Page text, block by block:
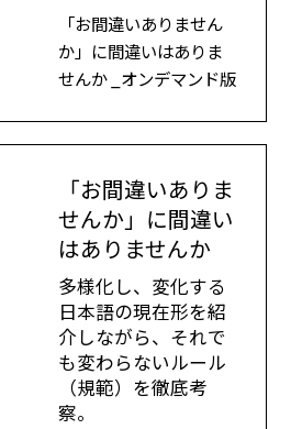
「お間違いありません
か」に間違いはありま
せんか _オンデマンド版
「お間違いありま
せんか」に間違い
はありませんか
多様化し、変化する
日本語の現在形を紹
介しながら、それで
も変わらないルール
（規範）を徹底考
察。